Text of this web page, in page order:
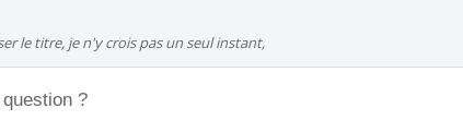
le titre, je n'y crois pas un seul instant,
?